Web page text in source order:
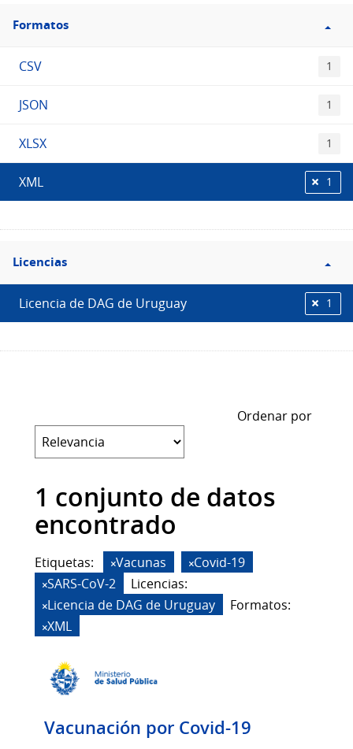
Filtro
Formatos
Formatos
CSV 1
JSON 1
XLSX 1
XML 1
Filtro
Licencias
Licencias
Licencia de DAG de Uruguay 1
Ordenar por
1 conjunto de datos
encontrado
Etiquetas: Vacunas
Covid-19
SARS-CoV-2
Licencias:
Licencia de DAG de Uruguay
Formatos:
XML
Vacunación por Covid-19